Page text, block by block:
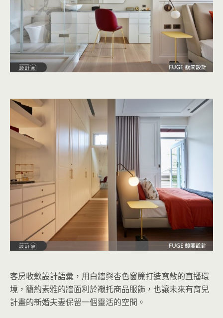
客房收斂設計語彙，用白牆與杏色窗簾打造寬敞的直播環
境，簡約素雅的牆面利於襯托商品服飾，也讓未來有育兒
計畫的新婚夫妻保留一個靈活的空間。